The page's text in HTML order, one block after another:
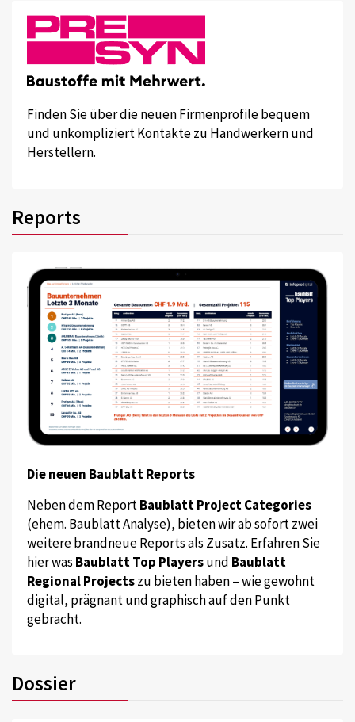
Finden Sie über die neuen Firmenprofile bequem
und unkompliziert Kontakte zu Handwerkern und
Herstellern.
Reports
Die neuen Baublatt Reports
Neben dem ReportBaublatt Project Categories
(ehem. Baublatt Analyse), bieten wir ab sofort zwei
weitere brandneue Reports als Zusatz. Erfahren Sie
hier was Baublatt Top Playersund Baublatt
Regional Projectszu bieten haben – wie gewohnt
digital, prägnant und graphisch auf den Punkt
gebracht.
Dossier